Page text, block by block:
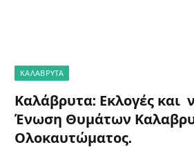
ΚΑΛΆΒΡΥΤΑ
Καλάβρυτα: Εκλογές και
Ένωση Θυμάτων
Ολοκαυτώματος.